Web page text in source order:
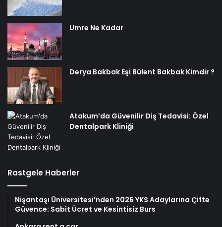
Umre Ne Kadar
Derya Bakbak Eşi Bülent Bakbak Kimdir ?
Atakum’da Güvenilir Diş Tedavisi: Özel
Dentalpark Kliniği
Rastgele Haberler
Nişantaşı Üniversitesi’nden 2026 YKS Adaylarına Çifte
Güvence: Sabit Ücret ve Kesintisiz Burs